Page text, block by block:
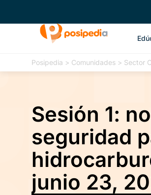
Posipedia > Comunidades > Sector
Sesión 1:
seguridad
junio 23,